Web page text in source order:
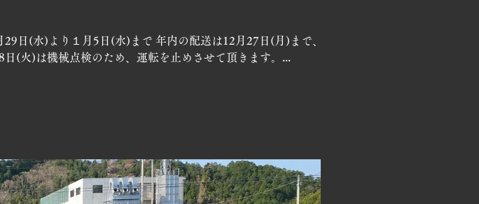
日(水)より１月5日(水)まで 年内の配送は12月27日(月)まで、
(火)は機械点検のため、運転を止めさせて頂きます。...